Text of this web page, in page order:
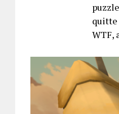
quitte
WTF,